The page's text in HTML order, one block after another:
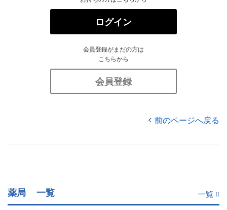
ログイン
会員登録がまだの方は
こちらから
会員登録
前のページへ戻る
薬局 一覧 一覧